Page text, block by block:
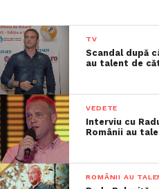
TV
Scandal după
au talent de
VEDETE
Interviu cu
Românii au
ROMÂNII AU